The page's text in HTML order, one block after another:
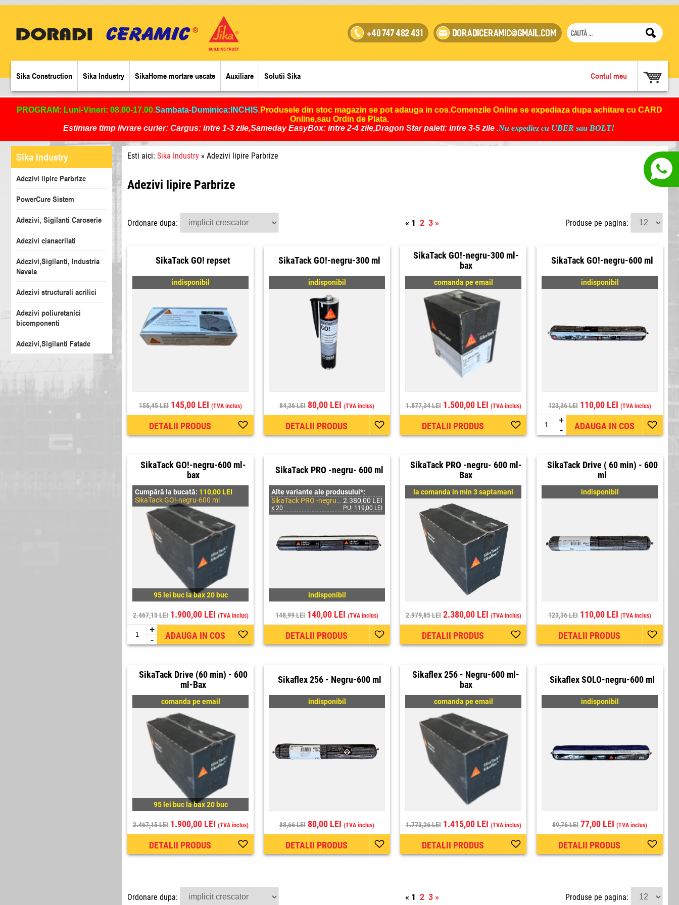
+40 747 482 431 doradiceramic@gmail.com
Sika Construction Sika Industry SikaHome mortare uscate Auxiliare Solutii Sika Contul meu
PROGRAM: Luni-Vineri: 08.00-17.00.Sambata-Duminica:INCHIS.Produsele din stoc magazin se pot adauga in cos.Comenzile Online se expediaza dupa achitare cu CARD
Online,sau Ordin de Plata.
Estimare timp livrare curier: Cargus: intre 1-3 zile,Sameday EasyBox: intre 2-4 zile,Dragon Star paleti: intre 3-5 zile .Nu expediez cu UBER sau BOLT!
Sika Industry
Adezivi lipire Parbrize
PowerCure Sistem
Adezivi, Sigilanti Caroserie
Adezivi cianacrilati
Adezivi,Sigilanti, Industria
Navala
Adezivi structurali acrilici
Adezivi poliuretanici
bicomponenti
Adezivi,Sigilanti Fatade
Esti aici: Sika Industry » Adezivi lipire Parbrize
Adezivi lipire Parbrize
Ordonare dupa: « 1 2 3 » Produse pe pagina:
SikaTack GO! repset
indisponibil
156,45 LEI 145,00 LEI (TVA inclus)
DETALII PRODUS
SikaTack GO!-negru-300 ml
indisponibil
84,36 LEI 80,00 LEI (TVA inclus)
DETALII PRODUS
SikaTack GO!-negru-300 ml-
bax
comanda pe email
1.877,34 LEI1.500,00 LEI (TVA inclus)
DETALII PRODUS
SikaTack GO!-negru-600 ml
indisponibil
123,36 LEI 110,00 LEI (TVA inclus)
+
- ADAUGA IN COS
SikaTack GO!-negru-600 ml-
bax
Cumpără la bucată: 110,00 LEI
SikaTack GO!-negru-600 ml
95 lei buc la bax 20 buc
2.467,15 LEI1.900,00 LEI (TVA inclus)
+
- ADAUGA IN COS
SikaTack PRO -negru- 600 ml
Alte variante ale produsului*:
SikaTack PRO -negru- 600 ml-Bax
x 20
2.380,00 LEI
PU: 119,00 LEI
indisponibil
148,99 LEI 140,00 LEI (TVA inclus)
DETALII PRODUS
SikaTack PRO -negru- 600 ml-
Bax
la comanda in min 3 saptamani
2.979,85 LEI2.380,00 LEI (TVA inclus)
DETALII PRODUS
SikaTack Drive ( 60 min) - 600
ml
indisponibil
123,36 LEI 110,00 LEI (TVA inclus)
DETALII PRODUS
SikaTack Drive (60 min) - 600
ml-Bax
comanda pe email
95 lei buc la bax 20 buc
2.467,15 LEI1.900,00 LEI (TVA inclus)
DETALII PRODUS
Sikaflex 256 - Negru-600 ml
indisponibil
88,66 LEI 80,00 LEI (TVA inclus)
DETALII PRODUS
Sikaflex 256 - Negru-600 ml-
bax
comanda pe email
1.773,26 LEI1.415,00 LEI (TVA inclus)
DETALII PRODUS
Sikaflex SOLO-negru-600 ml
indisponibil
89,76 LEI 77,00 LEI (TVA inclus)
DETALII PRODUS
Ordonare dupa: « 1 2 3 » Produse pe pagina: